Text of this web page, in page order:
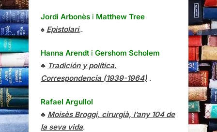
Jordi Arbonès i Matthew Tree
♠ Epistolari,.
Hanna Arendt i Gershom Scholem
♣ Tradición y política.
Correspondencia (1939-1964) .
Rafael Argullol
♣ Moisès Broggi, cirurgià, l’any 104 de
la seva vida.